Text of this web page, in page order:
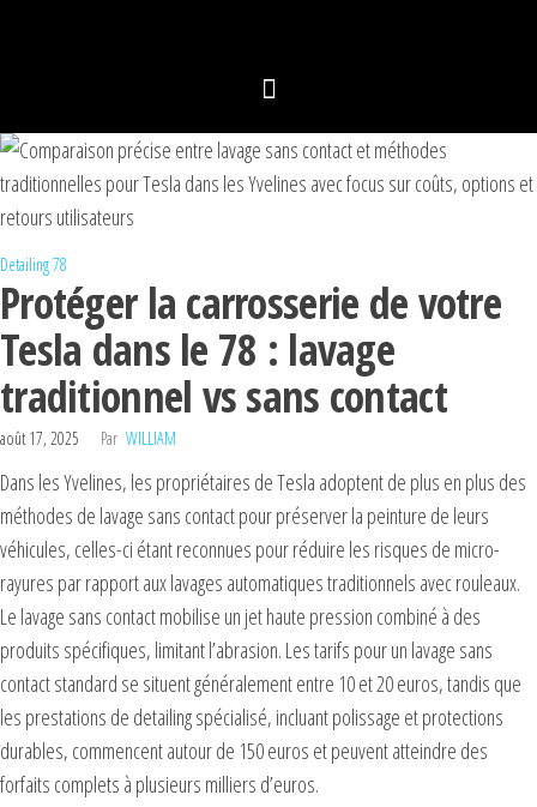
Detailing 78
Protéger la carrosserie de votre
Tesla dans le 78 : lavage
traditionnel vs sans contact
août 17, 2025 Par WILLIAM
Dans les Yvelines, les propriétaires de Tesla adoptent de plus en plus des
méthodes de lavage sans contact pour préserver la peinture de leurs
véhicules, celles-ci étant reconnues pour réduire les risques de micro-
rayures par rapport aux lavages automatiques traditionnels avec rouleaux.
Le lavage sans contact mobilise un jet haute pression combiné à des
produits spécifiques, limitant l’abrasion. Les tarifs pour un lavage sans
contact standard se situent généralement entre 10 et 20 euros, tandis que
les prestations de detailing spécialisé, incluant polissage et protections
durables, commencent autour de 150 euros et peuvent atteindre des
forfaits complets à plusieurs milliers d’euros.